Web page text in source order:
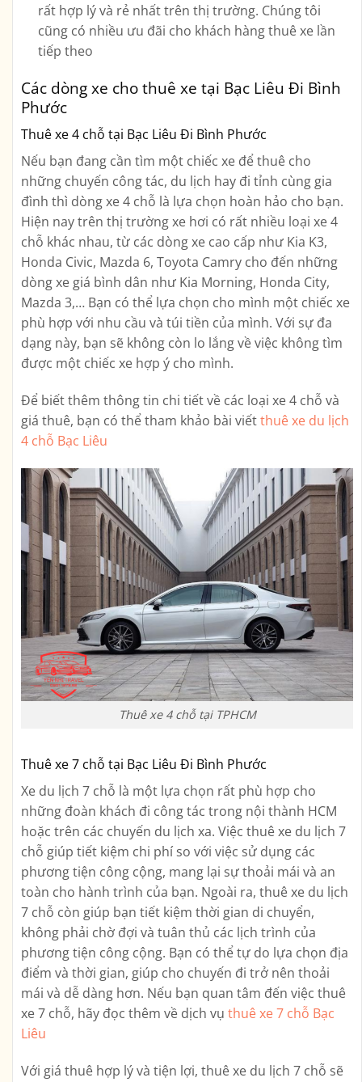
rất hợp lý và rẻ nhất trên thị trường. Chúng tôi
cũng có nhiều ưu đãi cho khách hàng thuê xe lần
tiếp theo
Các dòng xe cho thuê xe tại Bạc Liêu Đi Bình
Phước
Thuê xe 4 chỗ tại Bạc Liêu Đi Bình Phước
Nếu bạn đang cần tìm một chiếc xe để thuê cho
những chuyến công tác, du lịch hay đi tỉnh cùng gia
đình thì dòng xe 4 chỗ là lựa chọn hoàn hảo cho bạn.
Hiện nay trên thị trường xe hơi có rất nhiều loại xe 4
chỗ khác nhau, từ các dòng xe cao cấp như Kia K3,
Honda Civic, Mazda 6, Toyota Camry cho đến những
dòng xe giá bình dân như Kia Morning, Honda City,
Mazda 3,… Bạn có thể lựa chọn cho mình một chiếc xe
phù hợp với nhu cầu và túi tiền của mình. Với sự đa
dạng này, bạn sẽ không còn lo lắng về việc không tìm
được một chiếc xe hợp ý cho mình.
Để biết thêm thông tin chi tiết về các loại xe 4 chỗ và
giá thuê, bạn có thể tham khảo bài viếtthuê xe du lịch
4 chỗ Bạc Liêu
Thuê xe 4 chỗ tại TPHCM
Thuê xe 7 chỗ tại Bạc Liêu Đi Bình Phước
Xe du lịch 7 chỗ là một lựa chọn rất phù hợp cho
những đoàn khách đi công tác trong nội thành HCM
hoặc trên các chuyến du lịch xa. Việc thuê xe du lịch 7
chỗ giúp tiết kiệm chi phí so với việc sử dụng các
phương tiện công cộng, mang lại sự thoải mái và an
toàn cho hành trình của bạn. Ngoài ra, thuê xe du lịch
7 chỗ còn giúp bạn tiết kiệm thời gian di chuyển,
không phải chờ đợi và tuân thủ các lịch trình của
phương tiện công cộng. Bạn có thể tự do lựa chọn địa
điểm và thời gian, giúp cho chuyến đi trở nên thoải
mái và dễ dàng hơn. Nếu bạn quan tâm đến việc thuê
xe 7 chỗ, hãy đọc thêm về dịch vụ thuê xe 7 chỗ Bạc
Liêu
Với giá thuê hợp lý và tiện lợi, thuê xe du lịch 7 chỗ sẽ